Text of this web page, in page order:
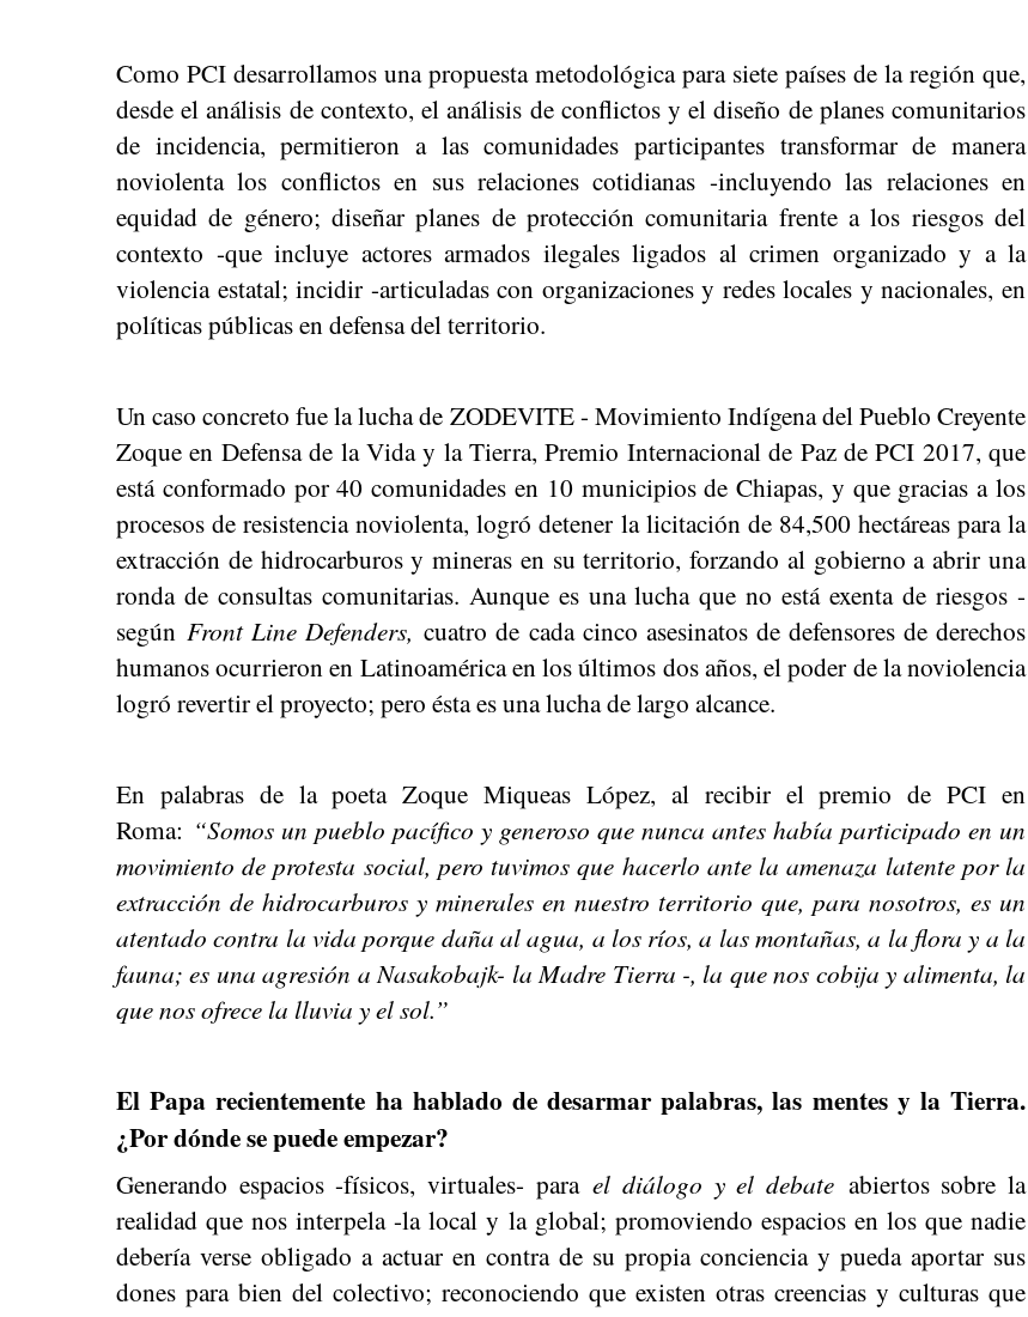
Como PCI desarrollamos una propuesta metodológica para siete países de la región que,
desde el análisis de contexto, el análisis de conflictos y el diseño de planes comunitarios
de incidencia, permitieron a las comunidades participantes transformar de manera
noviolenta los conflictos en sus relaciones cotidianas -incluyendo las relaciones en
equidad de género; diseñar planes de protección comunitaria frente a los riesgos del
contexto -que incluye actores armados ilegales ligados al crimen organizado y a la
violencia estatal; incidir -articuladas con organizaciones y redes locales y nacionales, en
políticas públicas en defensa del territorio.
Un caso concreto fue la lucha de ZODEVITE - Movimiento Indígena del Pueblo Creyente
Zoque en Defensa de la Vida y la Tierra, Premio Internacional de Paz de PCI 2017, que
está conformado por 40 comunidades en 10 municipios de Chiapas, y que gracias a los
procesos de resistencia noviolenta, logró detener la licitación de 84,500 hectáreas para la
extracción de hidrocarburos y mineras en su territorio, forzando al gobierno a abrir una
ronda de consultas comunitarias. Aunque es una lucha que no está exenta de riesgos -
segúnFront Line Defenders, cuatro de cada cinco asesinatos de defensores de derechos
humanos ocurrieron en Latinoamérica en los últimos dos años, el poder de la noviolencia
logró revertir el proyecto; pero ésta es una lucha de largo alcance.
En palabras de la poeta Zoque Miqueas López, al recibir el premio de PCI en
Roma: “Somos un pueblo pacífico y generoso que nunca antes había participado en un
movimiento de protesta social, pero tuvimos que hacerlo ante la amenaza latente por la
extracción de hidrocarburos y minerales en nuestro territorio que, para nosotros, es un
atentado contra la vida porque daña al agua, a los ríos, a las montañas, a la flora y a la
fauna; es una agresión a Nasakobajk- la Madre Tierra -, la que nos cobija y alimenta, la
que nos ofrece la lluvia y el sol.”
El Papa recientemente ha hablado de desarmar palabras, las mentes y la Tierra.
¿Por dónde se puede empezar?
Generando espacios -físicos, virtuales- parael diálogo y el debate abiertos sobre la
realidad que nos interpela -la local y la global; promoviendo espacios en los que nadie
debería verse obligado a actuar en contra de su propia conciencia y pueda aportar sus
dones para bien del colectivo; reconociendo que existen otras creencias y culturas que